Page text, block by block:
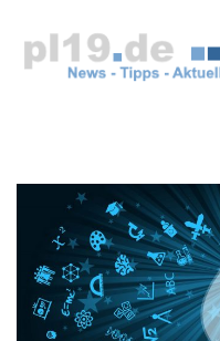
springen